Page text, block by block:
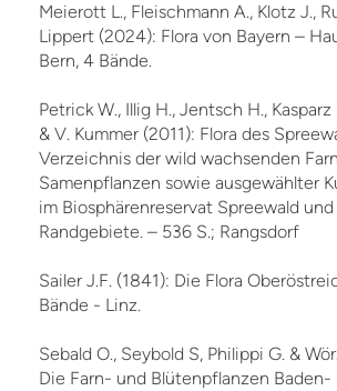
Meierott L., Fleischmann A., Klotz J.,
Lippert (2024): Flora von Bayern –
Bern, 4 Bände.
Petrick W., Illig H., Jentsch H., Kasparz
& V. Kummer (2011): Flora des
Verzeichnis der wild wachsenden
Samenpflanzen sowie ausgewählter
im Biosphärenreservat Spreewald
Randgebiete. – 536 S.; Rangsdorf
Sailer J.F. (1841): Die Flora
Bände - Linz.
Sebald O., Seybold S, Philippi G. &
Die Farn- und Blütenpflanzen Baden-